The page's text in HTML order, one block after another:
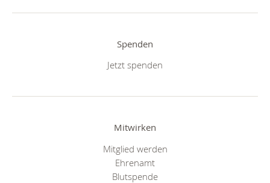
Spenden
Jetzt spenden
Mitwirken
Mitglied werden
Ehrenamt
Blutspende